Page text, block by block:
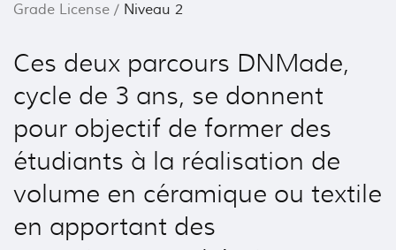
Grade License / Niveau 2
Ces deux parcours DNMade,
cycle de 3 ans, se donnent
pour objectif de former des
étudiants à la réalisation de
volume en céramique ou textile
en apportant des